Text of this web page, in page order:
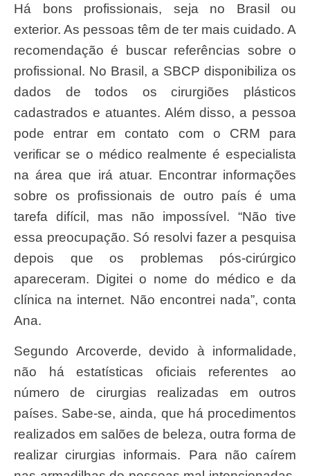
Há bons profissionais, seja no Brasil ou
exterior. As pessoas têm de ter mais cuidado. A
recomendação é buscar referências sobre o
profissional. No Brasil, a SBCP disponibiliza os
dados de todos os cirurgiões plásticos
cadastrados e atuantes. Além disso, a pessoa
pode entrar em contato com o CRM para
verificar se o médico realmente é especialista
na área que irá atuar. Encontrar informações
sobre os profissionais de outro país é uma
tarefa difícil, mas não impossível. “Não tive
essa preocupação. Só resolvi fazer a pesquisa
depois que os problemas pós-cirúrgico
apareceram. Digitei o nome do médico e da
clínica na internet. Não encontrei nada”, conta
Ana.
Segundo Arcoverde, devido à informalidade,
não há estatísticas oficiais referentes ao
número de cirurgias realizadas em outros
países. Sabe-se, ainda, que há procedimentos
realizados em salões de beleza, outra forma de
realizar cirurgias informais. Para não caírem